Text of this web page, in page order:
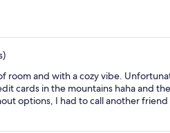
room and with a cozy vibe.
cards in the mountains haha and
options, I had to call another friend
was pretty good but then we had to
on them.